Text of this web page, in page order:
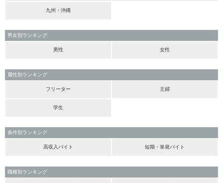
九州・沖縄
男女別ランキング
男性 女性
属性別ランキング
フリーター 主婦
学生
条件別ランキング
高収入バイト 短期・単発バイト
職種別ランキング